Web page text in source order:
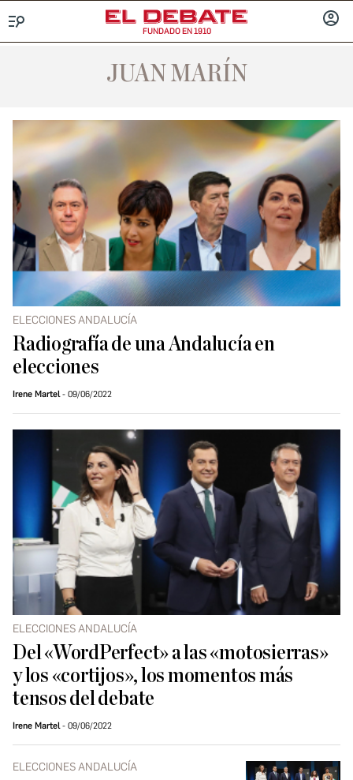
FUNDADO EN 1910
JUAN MARÍN
ELECCIONES ANDALUCÍA
Radiografía de una Andalucía en
elecciones
Irene Martel 09/06/2022
ELECCIONES ANDALUCÍA
Del «WordPerfect» a las «motosierras»
y los «cortijos», los momentos más
tensos del debate
Irene Martel 09/06/2022
ELECCIONES ANDALUCÍA